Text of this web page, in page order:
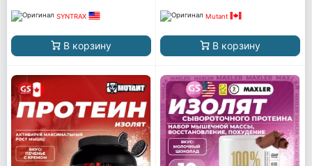
SYNTRAX
В корзину
Mutant
В корзину